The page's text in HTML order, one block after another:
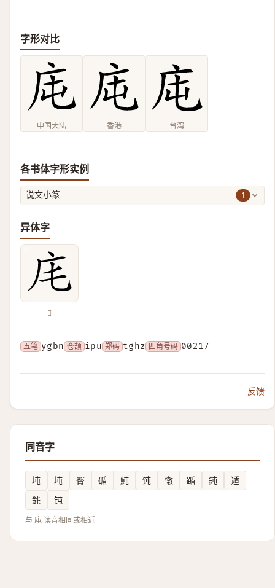
字形对比
中国大陆 香港 台湾
各书体字形实例
说文小篆 1
异体字
𢇠
五笔 ygbn 仓颉 ipu 郑码 tghz 四角号码 00217
反馈
同音字
坉 坉 臀 碷 魨 饨 憞 踲 鈍
遁
䤜
钝
与 庉 读音相同或相近